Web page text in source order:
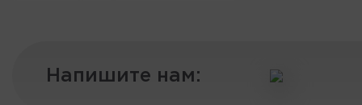
Напишите нам: